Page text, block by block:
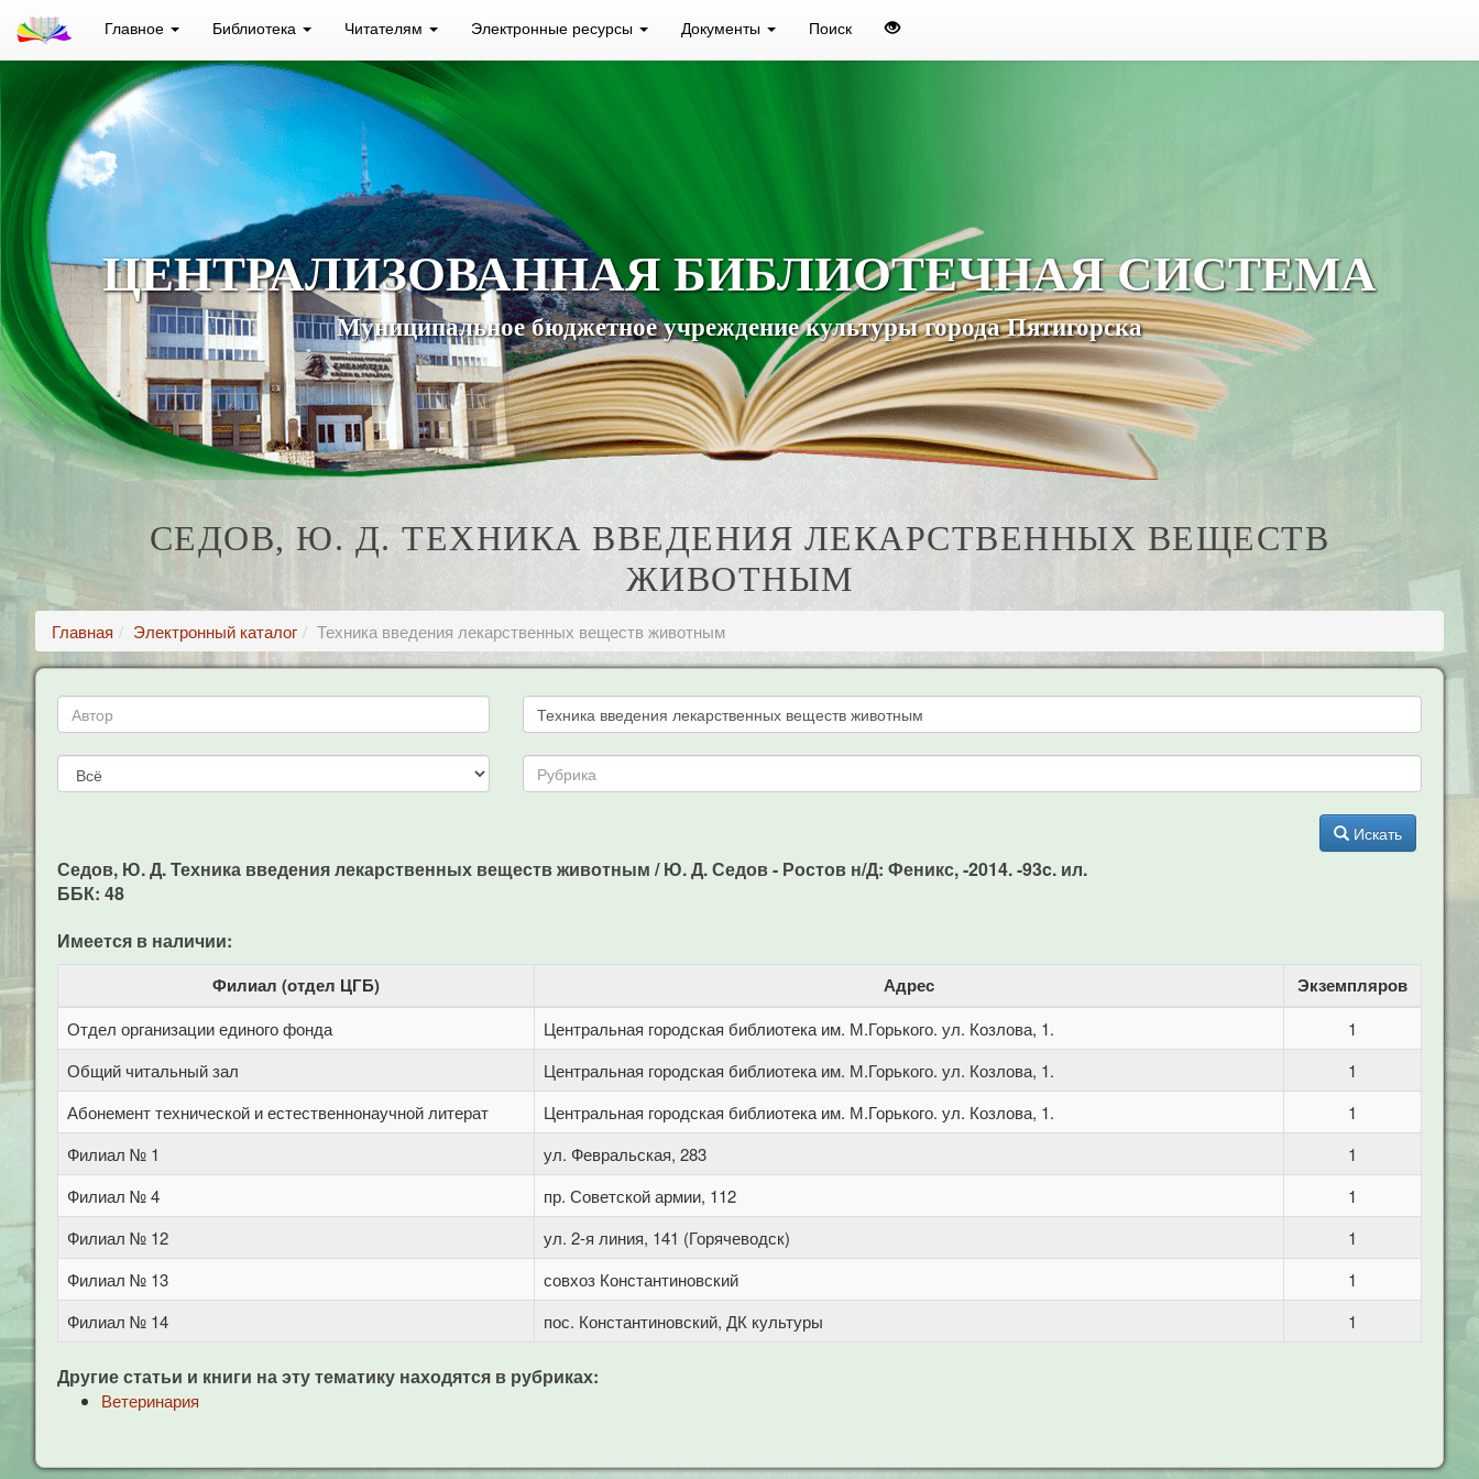
Главное Библиотека Читателям Электронные ресурсы Документы Поиск
ЦЕНТРАЛИЗОВАННАЯ БИБЛИОТЕЧНАЯ СИСТЕМА
Муниципальное бюджетное учреждение культуры города Пятигорска
СЕДОВ, Ю. Д. ТЕХНИКА ВВЕДЕНИЯ ЛЕКАРСТВЕННЫХ ВЕЩЕСТВ
ЖИВОТНЫМ
Главная Электронный каталог Техника введения лекарственных веществ животным
Искать
Седов, Ю. Д. Техника введения лекарственных веществ животным / Ю. Д. Седов - Ростов н/Д: Феникс, -2014. -93c. ил.
ББК: 48
Имеется в наличии:
Филиал (отдел ЦГБ) Адрес Экземпляров
Отдел организации единого фонда Центральная городская библиотека им. М.Горького. ул. Козлова, 1.
1
Общий читальный зал
Центральная городская библиотека им. М.Горького. ул. Козлова, 1.
1
Абонемент технической и естественнонаучной литерат
Центральная городская библиотека им. М.Горького. ул. Козлова, 1.
1
Филиал № 1
ул. Февральская, 283
1
Филиал № 4
пр. Советской армии, 112
1
Филиал № 12
ул. 2-я линия, 141 (Горячеводск)
1
Филиал № 13
совхоз Константиновский
1
Филиал № 14
пос. Константиновский, ДК культуры 1
Другие статьи и книги на эту тематику находятся в рубриках:
Ветеринария